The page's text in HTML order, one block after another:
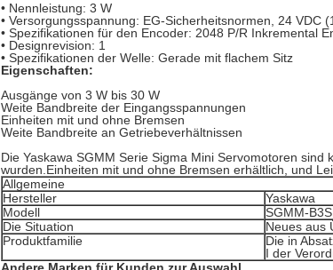
• Nennleistung: 3 W
• Versorgungsspannung: EG-Sicherheitsnormen, 24 VDC
• Spezifikationen für den Encoder: 2048 P/R Inkremental
• Designrevision: 1
• Spezifikationen der Welle: Gerade mit flachem Sitz
Eigenschaften:
Ausgänge von 3 W bis 30 W
Weite Bandbreite der Eingangsspannungen
Einheiten mit und ohne Bremsen
Weite Bandbreite an Getriebeverhältnissen
Die Yaskawa SGMM Serie Sigma Mini Servomotoren
wurden.Einheiten mit und ohne Bremsen erhältlich, und
Allgemeine
Hersteller
Yaskawa
Modell
SGMM-
Die Situation
Neues aus
Produktfamilie
Die in
I der